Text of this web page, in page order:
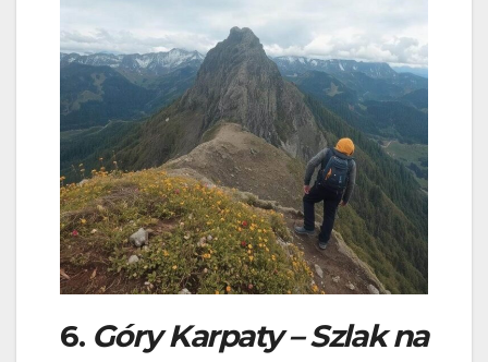
6. Góry Karpaty – Szlak na